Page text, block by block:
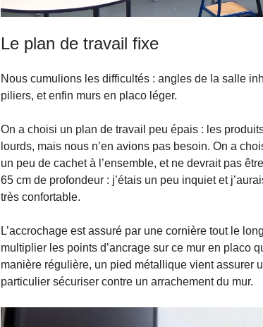
Le plan de travail fixe
Nous cumulions les difficultés : angles de la salle
piliers, et enfin murs en placo léger.
On a choisi un plan de travail peu épais : les
lourds, mais nous n’en avions pas besoin. On a
un peu de cachet à l’ensemble, et ne devrait pas
65 cm de profondeur : j’étais un peu inquiet et
très confortable.
L’accrochage est assuré par une cornière tout le
multiplier les points d’ancrage sur ce mur en placo
manière régulière, un pied métallique vient assurer
particulier sécuriser contre un arrachement du mur.